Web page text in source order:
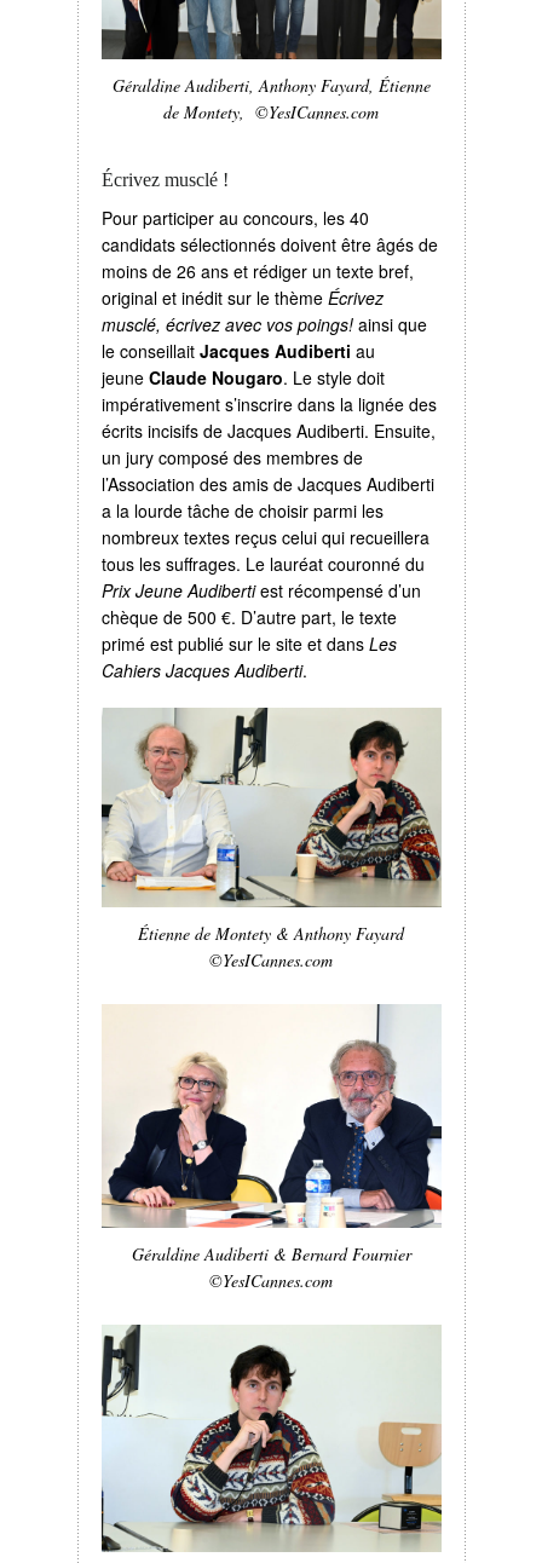
Géraldine Audiberti, Anthony Fayard, Étienne
de Montety, ©YesICannes.com
Écrivez musclé !
Pour participer au concours, les 40
candidats sélectionnés doivent être âgés de
moins de 26 ans et rédiger un texte bref,
original et inédit sur le thème Écrivez
musclé, écrivez avec vos poings!ainsi que
le conseillait Jacques Audiberti au
jeune Claude Nougaro. Le style doit
impérativement s’inscrire dans la lignée des
écrits incisifs de Jacques Audiberti. Ensuite,
un jury composé des membres de
l’Association des amis de Jacques Audiberti
a la lourde tâche de choisir parmi les
nombreux textes reçus celui qui recueillera
tous les suffrages. Le lauréat couronné du
Prix Jeune Audibertiest récompensé d’un
chèque de 500 €. D’autre part, le texte
primé est publié sur le site et dans Les
Cahiers Jacques Audiberti.
Étienne de Montety & Anthony Fayard
©YesICannes.com
Géraldine Audiberti & Bernard Fournier
©YesICannes.com